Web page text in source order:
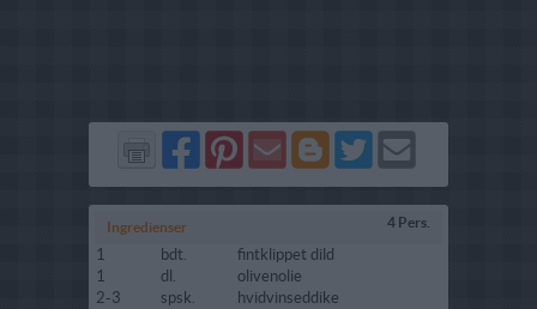
Del
på
Facebook
Del
på
Pinterest
Send
via
GMail
Del
på
Blogger
Del
på
Twitter
Send
Ingredienser 4 Pers.
1 bdt.
fintklippet dild
1
dl.
olivenolie
2-3
spsk.
hvidvinseddike